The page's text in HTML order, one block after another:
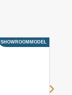
ACTIE
SHOWROOMMODEL